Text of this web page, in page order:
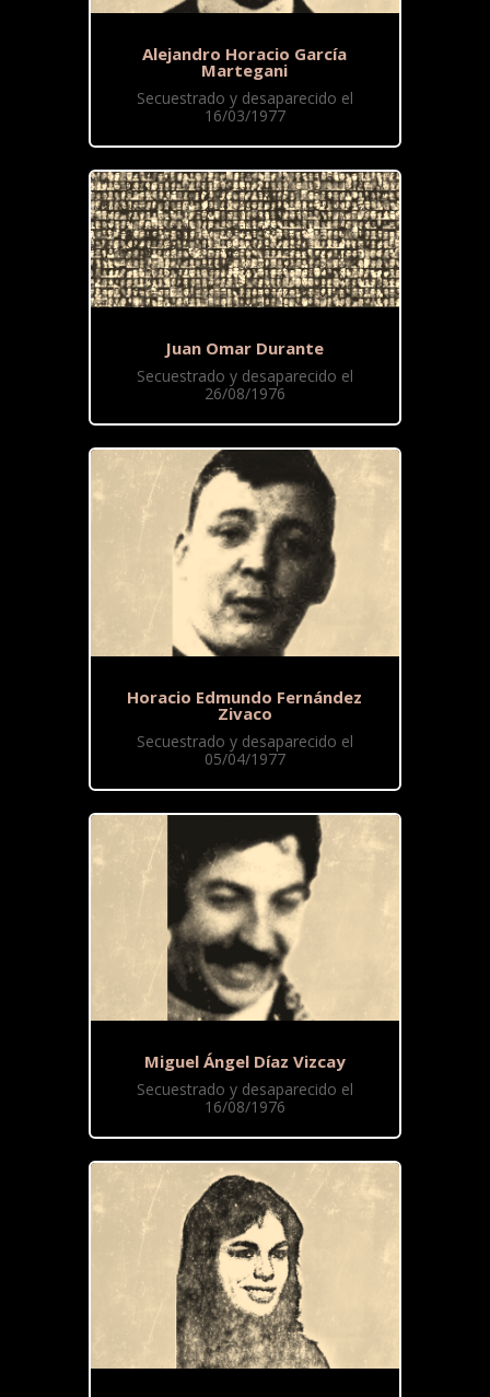
Alejandro Horacio García
Martegani
Secuestrado y desaparecido el
16/03/1977
Juan Omar Durante
Secuestrado y desaparecido el
26/08/1976
Horacio Edmundo Fernández
Zivaco
Secuestrado y desaparecido el
05/04/1977
Miguel Ángel Díaz Vizcay
Secuestrado y desaparecido el
16/08/1976